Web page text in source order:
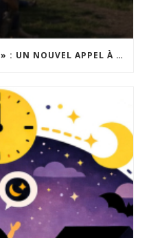
« INSPIRONS LE QUARTIER » : UN NOUVEL APPEL À PROJETS EST LANCÉ !